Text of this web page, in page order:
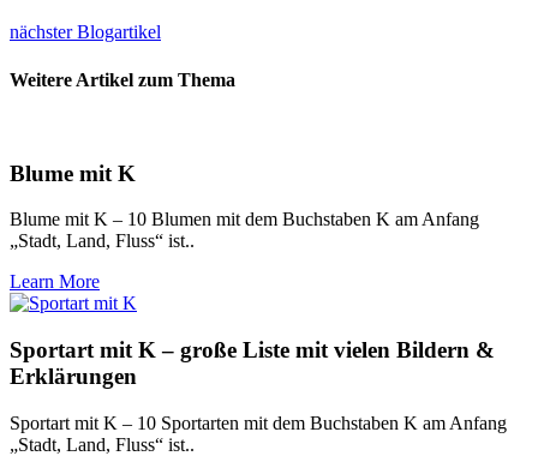
nächster Blogartikel
Weitere Artikel zum Thema
Blume mit K
Blume mit K – 10 Blumen mit dem Buchstaben K am Anfang
„Stadt, Land, Fluss“ ist..
Learn More
Sportart mit K – große Liste mit vielen Bildern &
Erklärungen
Sportart mit K – 10 Sportarten mit dem Buchstaben K am Anfang
„Stadt, Land, Fluss“ ist..